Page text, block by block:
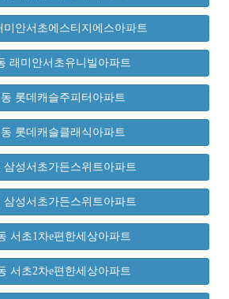
미안서초에스티지에스아파트
래미안서초유니빌아파트
롯데캐슬주피터아파트
롯데캐슬클래식아파트
삼성서초가든스위트아파트
삼성서초가든스위트아파트
서초1차e편한세상아파트
서초2차e편한세상아파트